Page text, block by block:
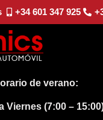
+34 601 347 925
de verano:
Viernes (7:00 –